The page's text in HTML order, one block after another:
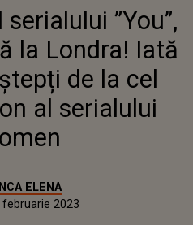
LA LONDRA! IATĂ LA CE
DE LA CEL MAI NOU SEZON
FENOMEN
”You”,
la Londra! Iată
de la cel
al serialului
ELENA
2023